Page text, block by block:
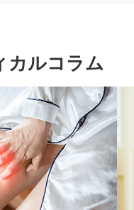
カルコラム